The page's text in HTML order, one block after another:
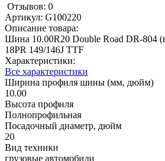
Отзывов: 0
Артикул: G100220
Описание товара:
Шина 10.00R20 Double Road DR-804
18PR 149/146J ТТF
Характеристики:
Все характеристики
Ширина профиля шины (мм, дюйм)
10.00
Высота профиля
Полнопрофильная
Посадочный диаметр, дюйм
20
Вид техники
грузовые автомобили